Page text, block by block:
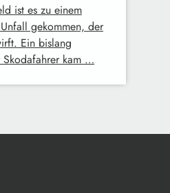
ist es zu einem
gekommen, der
Ein bislang
Skodafahrer kam …